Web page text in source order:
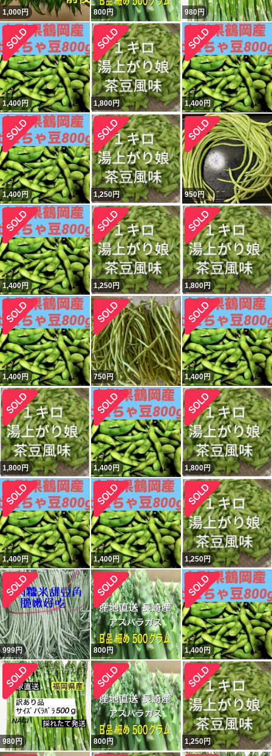
1,000円 800円 980円
1,400円 1,800円 1,400円
1,400円 1,250円 950円
1,400円 1,250円 1,800円
1,400円 750円 1,400円
1,800円 1,400円 1,800円
1,400円 1,400円 1,250円
999円 800円 1,400円
980円 800円 1,250円